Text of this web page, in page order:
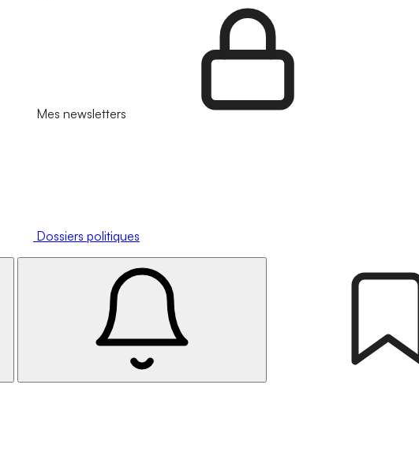
Mes newsletters
Dossiers politiques